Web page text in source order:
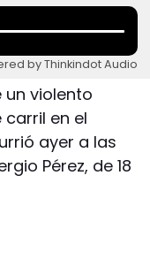
by Thinkindot Audio
violento
en el
ayer a las
Pérez, de 18